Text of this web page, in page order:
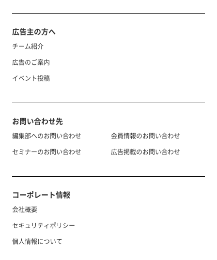
広告主の方へ
チーム紹介
広告のご案内
イベント投稿
お問い合わせ先
編集部へのお問い合わせ
セミナーのお問い合わせ
会員情報のお問い合わせ
広告掲載のお問い合わせ
コーポレート情報
会社概要
セキュリティポリシー
個人情報について